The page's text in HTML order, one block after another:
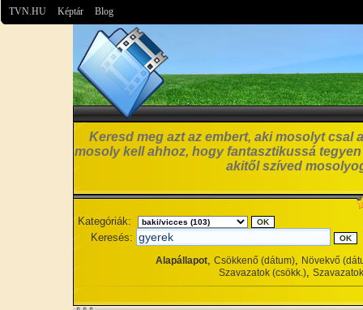
TVN.HU Képtár Blog
Keresd meg azt az embert, aki mosolyt csal
mosoly kell ahhoz, hogy fantasztikussá
akitől szíved
Kategóriák:
Keresés:
Alapállapot, Csökkenő (dátum), Növekvő
Szavazatok (csökk.),